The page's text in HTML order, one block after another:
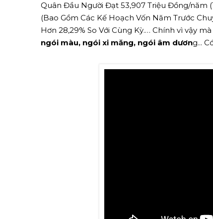
Quân Đầu Người Đạt 53,907 Triệu Đồng/năm
(Bao Gồm Các Kế Hoạch Vốn Năm Trước
Hơn 28,29% So Với Cùng Kỳ.… Chính vì vậy
ngói màu, ngói xi măng, ngói âm dương...